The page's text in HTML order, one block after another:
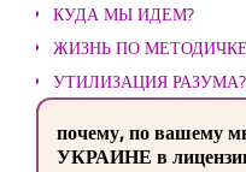
КУДА МЫ ИДЕМ?
ЖИЗНЬ ПО МЕТОДИЧКЕ
УТИЛИЗАЦИЯ РАЗУМА?
почему, по вашему
УКРАИНЕ в лицензии